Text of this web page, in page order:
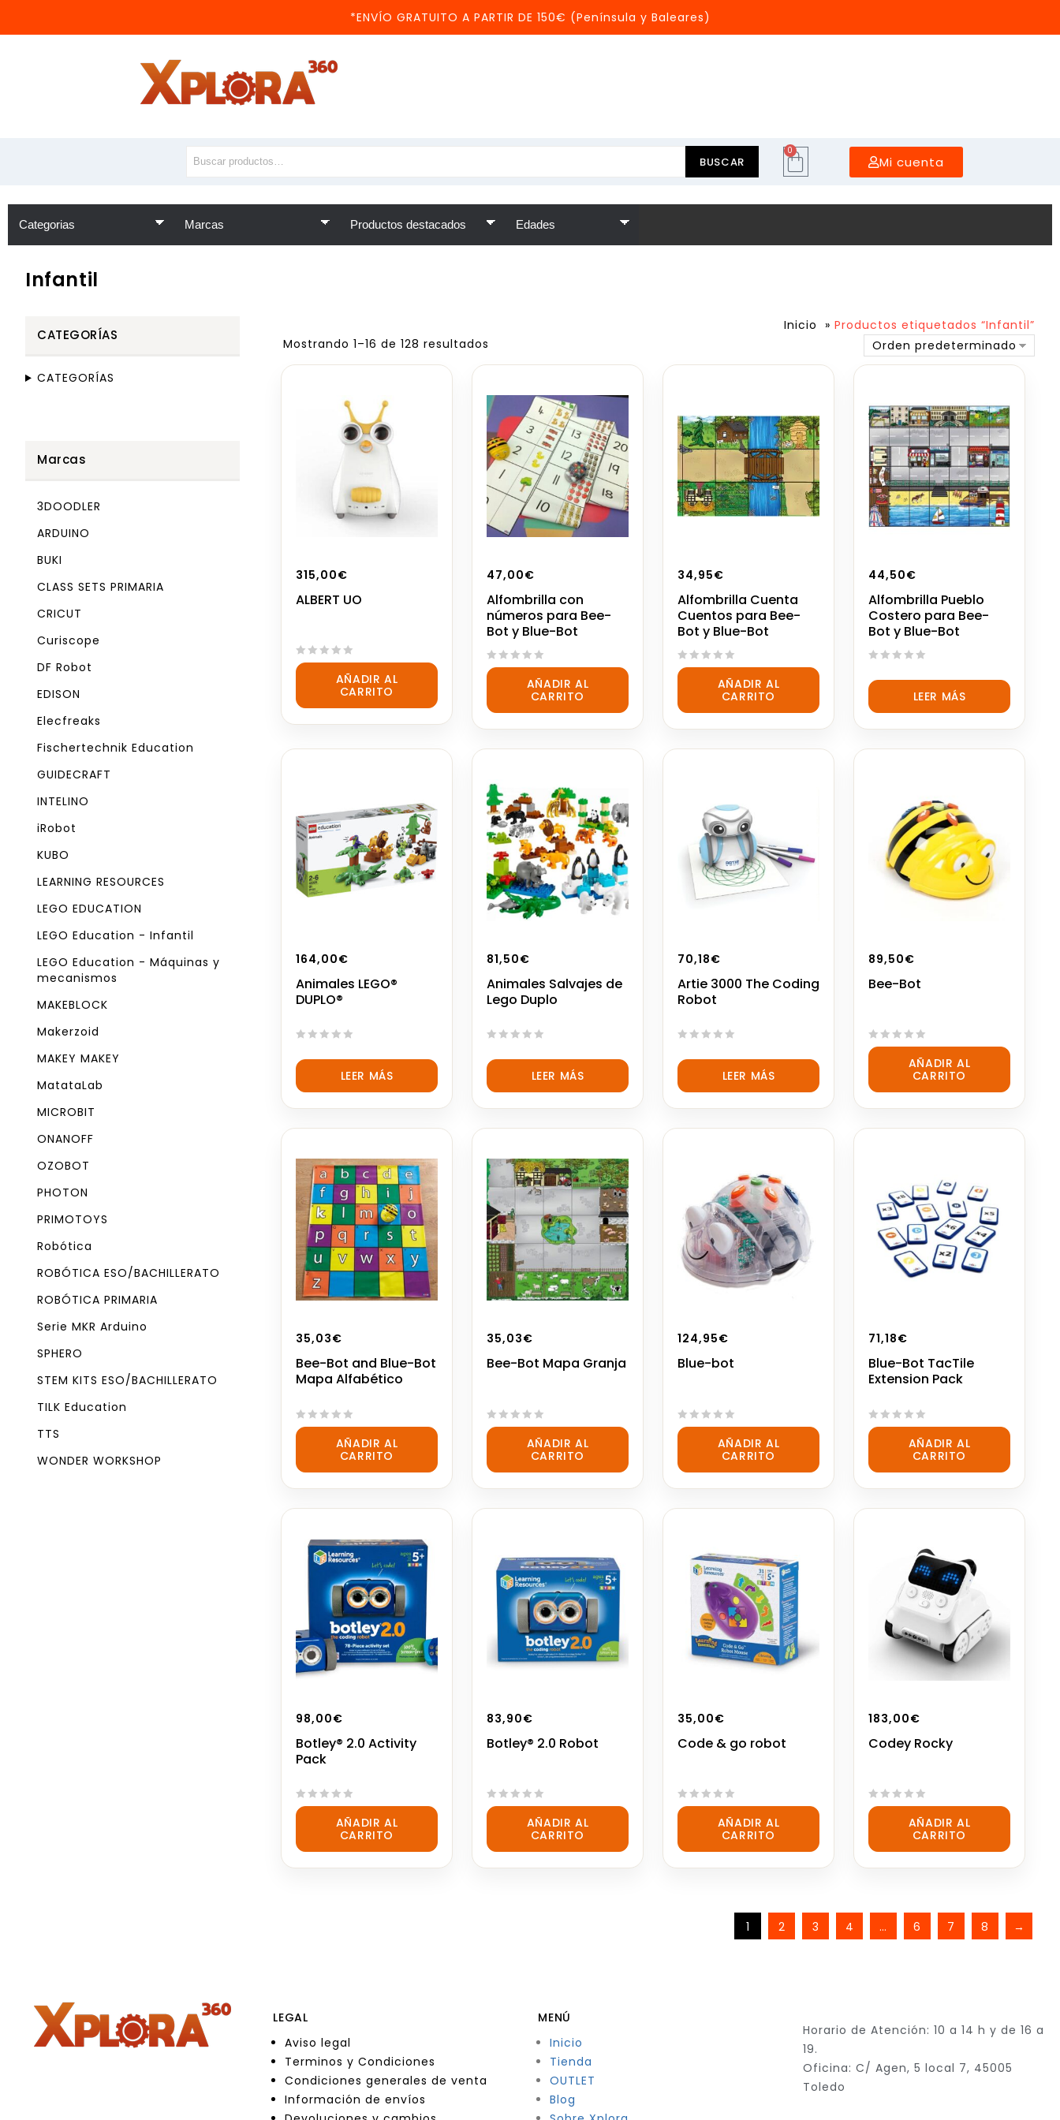
*ENVÍO GRATUITO A PARTIR DE 150€ (Península y Baleares)
BUSCAR
0
Mi cuenta
Infantil
Inicio » Productos etiquetados “Infantil”
Mostrando 1–16 de 128 resultados
Orden predeterminado
315,00€
ALBERT UO
0
5
AÑADIR AL
CARRITO
47,00€
Alfombrilla con
números para Bee-
Bot y Blue-Bot
0
5
AÑADIR AL
CARRITO
34,95€
Alfombrilla Cuenta
Cuentos para Bee-
Bot y Blue-Bot
0
5
AÑADIR AL
CARRITO
44,50€
Alfombrilla Pueblo
Costero para Bee-
Bot y Blue-Bot
out
5
LEER MÁS
164,00€
Animales LEGO®
DUPLO®
out
5
LEER MÁS
81,50€
Animales Salvajes de
Lego Duplo
out
5
LEER MÁS
70,18€
Artie 3000 The Coding
Robot
out
5
LEER MÁS
89,50€
Bee-Bot
0
5
AÑADIR AL
CARRITO
35,03€
Bee-Bot and Blue-Bot
Mapa Alfabético
0
5
AÑADIR AL
CARRITO
35,03€
Bee-Bot Mapa Granja
0
5
AÑADIR AL
CARRITO
124,95€
Blue-bot
0
5
AÑADIR AL
CARRITO
71,18€
Blue-Bot TacTile
Extension Pack
0
5
AÑADIR AL
CARRITO
98,00€
Botley® 2.0 Activity
Pack
0
5
AÑADIR AL
CARRITO
83,90€
Botley® 2.0 Robot
0
5
AÑADIR AL
CARRITO
35,00€
Code & go robot
0
5
AÑADIR AL
CARRITO
183,00€
Codey Rocky
0
5
AÑADIR AL
CARRITO
1 2 3 4 … 6 7 8 →
CATEGORÍAS
CATEGORÍAS
Marcas
3DOODLER
ARDUINO
BUKI
CLASS SETS PRIMARIA
CRICUT
Curiscope
DF Robot
EDISON
Elecfreaks
Fischertechnik Education
GUIDECRAFT
INTELINO
iRobot
KUBO
LEARNING RESOURCES
LEGO EDUCATION
LEGO Education - Infantil
LEGO Education - Máquinas y
mecanismos
MAKEBLOCK
Makerzoid
MAKEY MAKEY
MatataLab
MICROBIT
ONANOFF
OZOBOT
PHOTON
PRIMOTOYS
Robótica
ROBÓTICA ESO/BACHILLERATO
ROBÓTICA PRIMARIA
Serie MKR Arduino
SPHERO
STEM KITS ESO/BACHILLERATO
TILK Education
TTS
WONDER WORKSHOP
LEGAL
Aviso legal
Terminos y Condiciones
Condiciones generales de venta
Información de envíos
MENÚ
Inicio
Tienda
OUTLET
Blog
Horario de Atención: 10 a 14 h y de 16 a
19.
Oficina: C/ Agen, 5 local 7, 45005
Toledo